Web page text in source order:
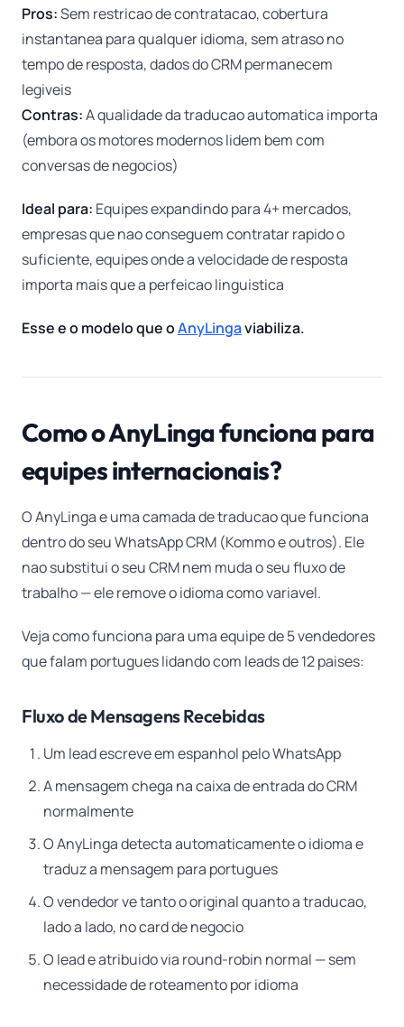
Pros:Sem restricao de contratacao, cobertura
instantanea para qualquer idioma, sem atraso no
tempo de resposta, dados do CRM permanecem
legiveis
Contras:A qualidade da traducao automatica importa
(embora os motores modernos lidem bem com
conversas de negocios)
Ideal para: Equipes expandindo para 4+ mercados,
empresas que nao conseguem contratar rapido o
suficiente, equipes onde a velocidade de resposta
importa mais que a perfeicao linguistica
Esse e o modelo que oAnyLingaviabiliza.
Como o AnyLinga funciona para
equipes internacionais?
O AnyLinga e uma camada de traducao que funciona
dentro do seu WhatsApp CRM (Kommo e outros). Ele
nao substitui o seu CRM nem muda o seu fluxo de
trabalho — ele remove o idioma como variavel.
Veja como funciona para uma equipe de 5 vendedores
que falam portugues lidando com leads de 12 paises:
Fluxo de Mensagens Recebidas
Um lead escreve em espanhol pelo WhatsApp
A mensagem chega na caixa de entrada do CRM
normalmente
O AnyLinga detecta automaticamente o idioma e
traduz a mensagem para portugues
O vendedor ve tanto o original quanto a traducao,
lado a lado, no card de negocio
O lead e atribuido via round-robin normal — sem
necessidade de roteamento por idioma